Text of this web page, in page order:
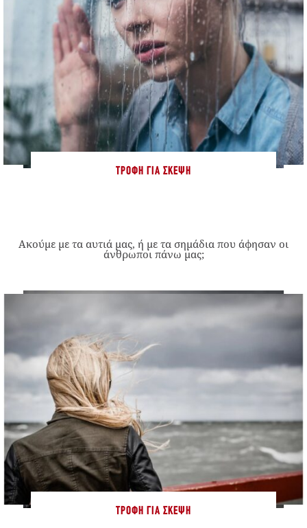
ΤΡΟΦΉ ΓΙΑ ΣΚΈΨΗ
Ακούμε με τα αυτιά μας, ή με τα σημάδια που άφησαν οι
άνθρωποι πάνω μας;
ΤΡΟΦΉ ΓΙΑ ΣΚΈΨΗ